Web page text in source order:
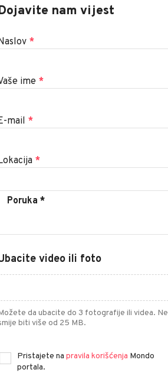
nam vijest
*
ime *
mail *
*
video ili foto
da ubacite do 3 fotografije ili videa. Ne
biti više od 25 MB.
Pristajete na pravila korišćenja Mondo
portala.